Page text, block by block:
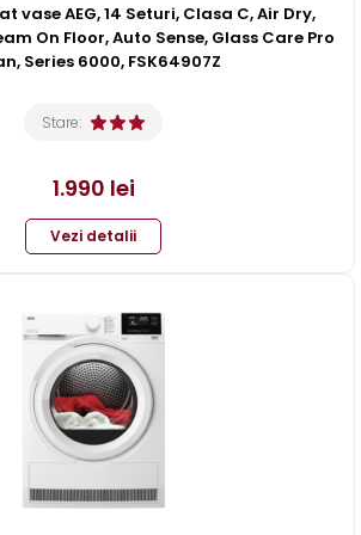
vase AEG, 14 Seturi, Clasa C, Air Dry,
On Floor, Auto Sense, Glass Care Pro
Series 6000, FSK64907Z
Stare:
1.990 lei
Vezi detalii